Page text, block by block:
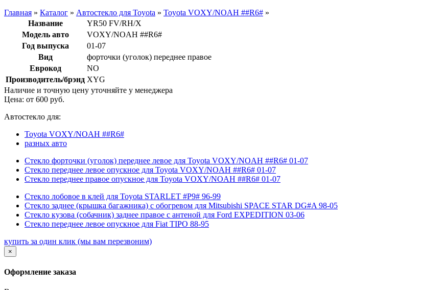
Главная » Каталог » Автостекло для Toyota » Toyota VOXY/NOAH ##R6# »
Название
YR50 FV/RH/X
Модель авто
VOXY/NOAH ##R6#
Год выпуска
01-07
Вид
форточки (уголок) переднее правое
Еврокод
NO
Производитель/брэнд XYG
Наличие и точную цену уточняйте у менеджера
Цена: от 600 руб.
Автостекло для:
Toyota VOXY/NOAH ##R6#
разных авто
Стекло форточки (уголок) переднее левое для Toyota VOXY/NOAH ##R6# 01-07
Стекло переднее левое опускное для Toyota VOXY/NOAH ##R6# 01-07
Стекло переднее правое опускное для Toyota VOXY/NOAH ##R6# 01-07
Стекло лобовое в клей для Toyota STARLET #P9# 96-99
Стекло заднее (крышка багажника) с обогревом для Mitsubishi SPACE STAR DG#A 98-05
Стекло кузова (собачник) заднее правое с антеной для Ford EXPEDITION 03-06
Стекло переднее левое опускное для Fiat TIPO 88-95
купить за один клик (мы вам перезвоним)
×
Оформление заказа